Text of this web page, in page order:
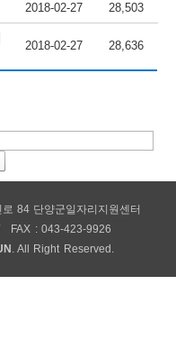
정
미
2018-02-27 28,503
2018-02-27 28,636
84 단양군일자리지원센터
FAX : 043-423-9926
. All Right Reserved.